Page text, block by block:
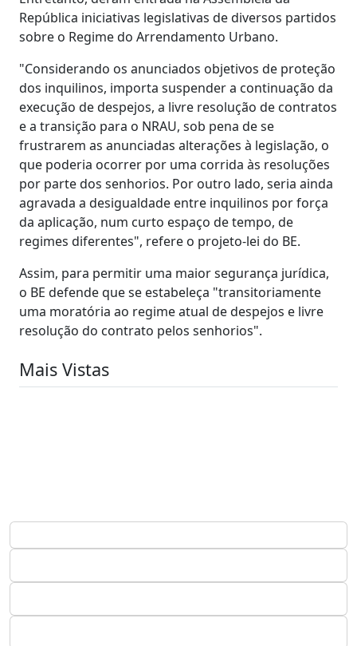
República iniciativas legislativas de diversos partidos
sobre o Regime do Arrendamento Urbano.
"Considerando os anunciados objetivos de proteção
dos inquilinos, importa suspender a continuação da
execução de despejos, a livre resolução de contratos
e a transição para o NRAU, sob pena de se
frustrarem as anunciadas alterações à legislação, o
que poderia ocorrer por uma corrida às resoluções
por parte dos senhorios. Por outro lado, seria ainda
agravada a desigualdade entre inquilinos por força
da aplicação, num curto espaço de tempo, de
regimes diferentes", refere o projeto-lei do BE.
Assim, para permitir uma maior segurança jurídica,
o BE defende que se estabeleça "transitoriamente
uma moratória ao regime atual de despejos e livre
resolução do contrato pelos senhorios".
Mais Vistas